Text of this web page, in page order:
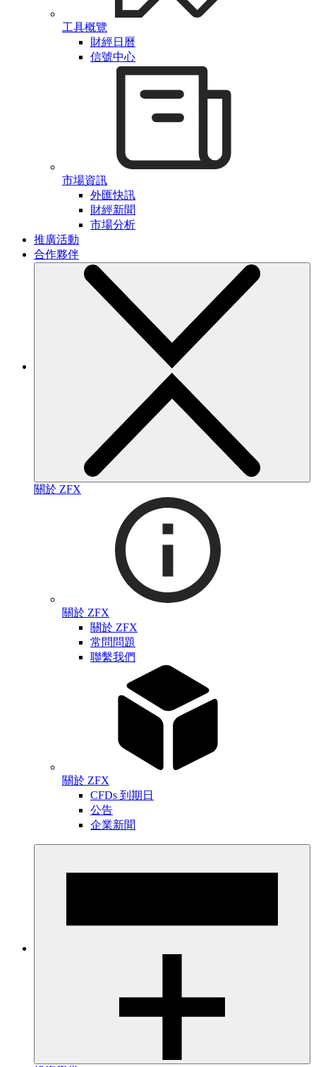
工具概覽
財經日曆
信號中心
市場資訊
外匯快訊
財經新聞
市場分析
推廣活動
合作夥伴
關於 ZFX
關於 ZFX
關於 ZFX
常問問題
聯繫我們
關於 ZFX
CFDs 到期日
公告
企業新聞